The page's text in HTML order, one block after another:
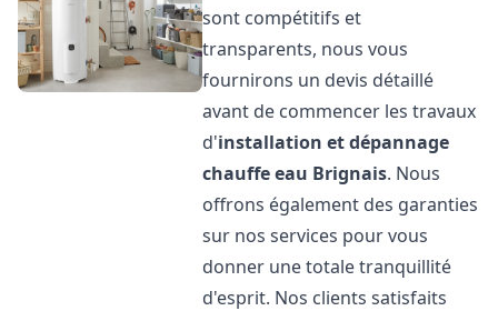
sont compétitifs et
transparents, nous vous
fournirons un devis détaillé
avant de commencer les travaux
d'installation et dépannage
chauffe eau Brignais. Nous
offrons également des garanties
sur nos services pour vous
donner une totale tranquillité
d'esprit. Nos clients satisfaits